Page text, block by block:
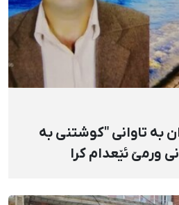
بە تاوانی "کوشتنی بە
ورمێ ئێعدام کرا